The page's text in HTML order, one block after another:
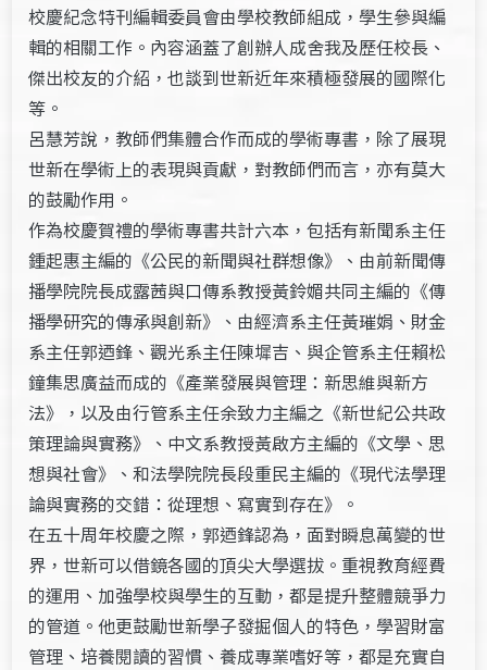
校慶紀念特刊編輯委員會由學校教師組成，學生參與編
輯的相關工作。內容涵蓋了創辦人成舍我及歷任校長、
傑出校友的介紹，也談到世新近年來積極發展的國際化
等。
呂慧芳說，教師們集體合作而成的學術專書，除了展現
世新在學術上的表現與貢獻，對教師們而言，亦有莫大
的鼓勵作用。
作為校慶賀禮的學術專書共計六本，包括有新聞系主任
鍾起惠主編的《公民的新聞與社群想像》、由前新聞傳
播學院院長成露茜與口傳系教授黃鈴媚共同主編的《傳
播學研究的傳承與創新》、由經濟系主任黃璀娟、財金
系主任郭迺鋒、觀光系主任陳墀吉、與企管系主任賴松
鐘集思廣益而成的《產業發展與管理：新思維與新方
法》，以及由行管系主任余致力主編之《新世紀公共政
策理論與實務》、中文系教授黃啟方主編的《文學、思
想與社會》、和法學院院長段重民主編的《現代法學理
論與實務的交錯：從理想、寫實到存在》。
在五十周年校慶之際，郭迺鋒認為，面對瞬息萬變的世
界，世新可以借鏡各國的頂尖大學選拔。重視教育經費
的運用、加強學校與學生的互動，都是提升整體競爭力
的管道。他更鼓勵世新學子發掘個人的特色，學習財富
管理、培養閱讀的習慣、養成專業嗜好等，都是充實自